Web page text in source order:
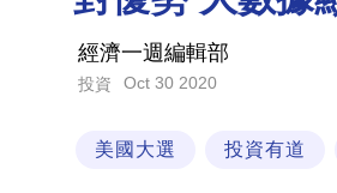
經濟一週編輯部
投資 Oct 30 2020
美國大選 投資有道